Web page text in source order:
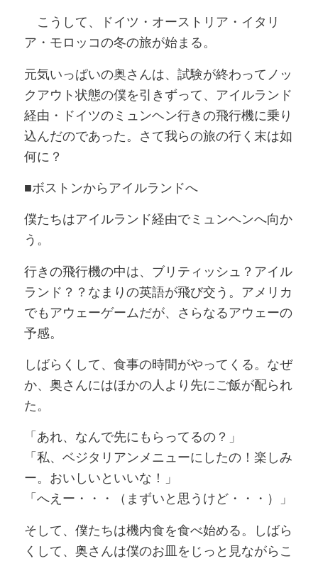
こうして、ドイツ・オーストリア・イタリ
ア・モロッコの冬の旅が始まる。
元気いっぱいの奥さんは、試験が終わってノッ
クアウト状態の僕を引きずって、アイルランド
経由・ドイツのミュンヘン行きの飛行機に乗り
込んだのであった。さて我らの旅の行く末は如
何に？
■ボストンからアイルランドへ
僕たちはアイルランド経由でミュンヘンへ向か
う。
行きの飛行機の中は、ブリティッシュ？アイル
ランド？？なまりの英語が飛び交う。アメリカ
でもアウェーゲームだが、さらなるアウェーの
予感。
しばらくして、食事の時間がやってくる。なぜ
か、奥さんにはほかの人より先にご飯が配られ
た。
「あれ、なんで先にもらってるの？」
「私、ベジタリアンメニューにしたの！楽しみ
ー。おいしいといいな！」
「へえー・・・（まずいと思うけど・・・）」
そして、僕たちは機内食を食べ始める。しばら
くして、奥さんは僕のお皿をじっと見ながらこ